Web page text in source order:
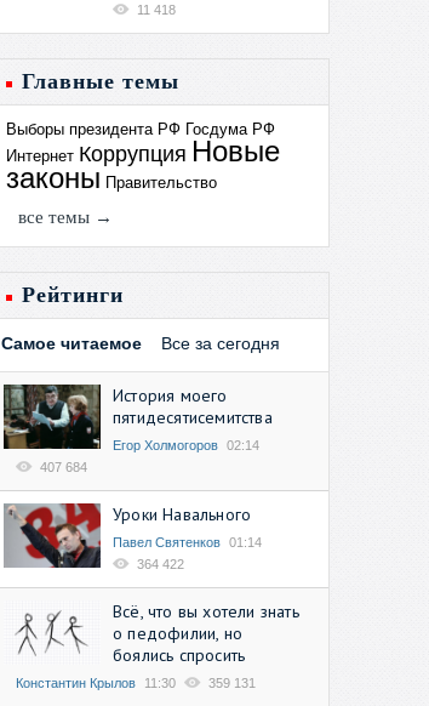
11 418
Главные темы
Выборы президента РФ Госдума РФ
Интернет Коррупция Новые
законы Правительство
все темы →
Рейтинги
Самое читаемое Все за сегодня
История моего
пятидесятисемитства
Егор Холмогоров 02:14
407 684
Уроки Навального
Павел Святенков 01:14
364 422
Всё, что вы хотели знать
о педофилии, но
боялись спросить
Константин Крылов 11:30 359 131